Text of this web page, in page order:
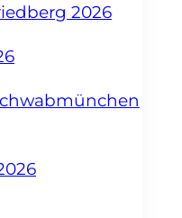
2026